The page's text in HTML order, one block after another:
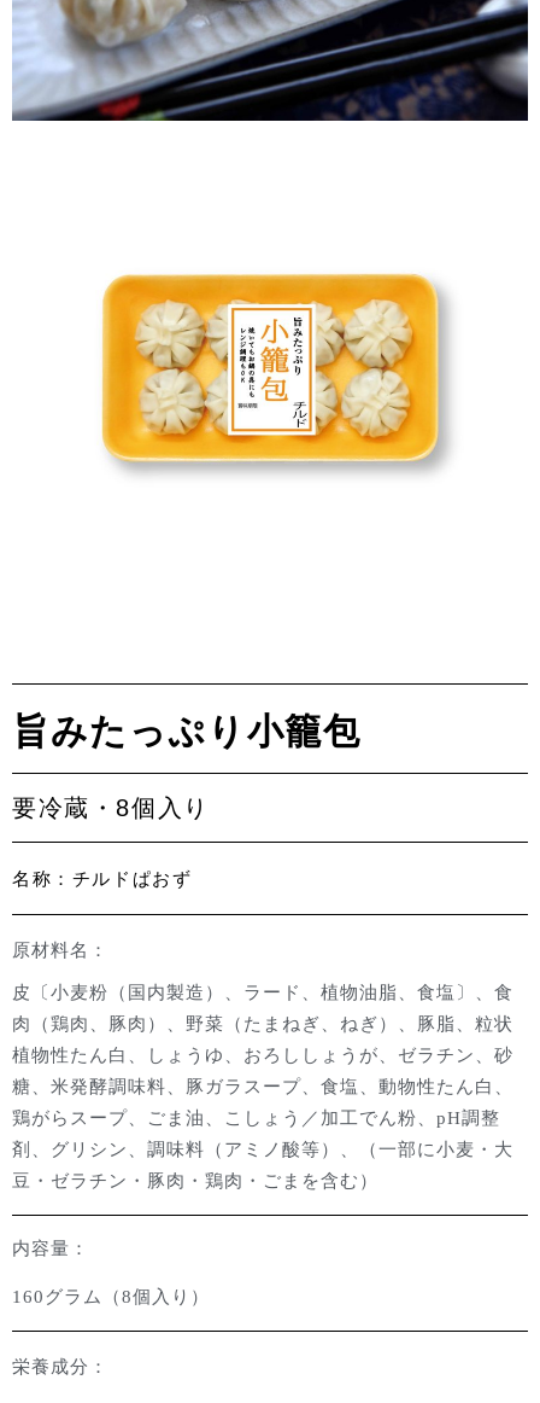
旨みたっぷり小籠包
要冷蔵・8個入り
名称：チルドぱおず
原材料名：
皮〔小麦粉（国内製造）、ラード、植物油脂、食塩〕、食
肉（鶏肉、豚肉）、野菜（たまねぎ、ねぎ）、豚脂、粒状
植物性たん白、しょうゆ、おろししょうが、ゼラチン、砂
糖、米発酵調味料、豚ガラスープ、食塩、動物性たん白、
鶏がらスープ、ごま油、こしょう／加工でん粉、 pH調整
剤、グリシン、調味料（アミノ酸等）、（一部に小麦・大
豆・ゼラチン・豚肉・鶏肉・ごまを含む）
内容量：
160グラム（8個入り）
栄養成分：